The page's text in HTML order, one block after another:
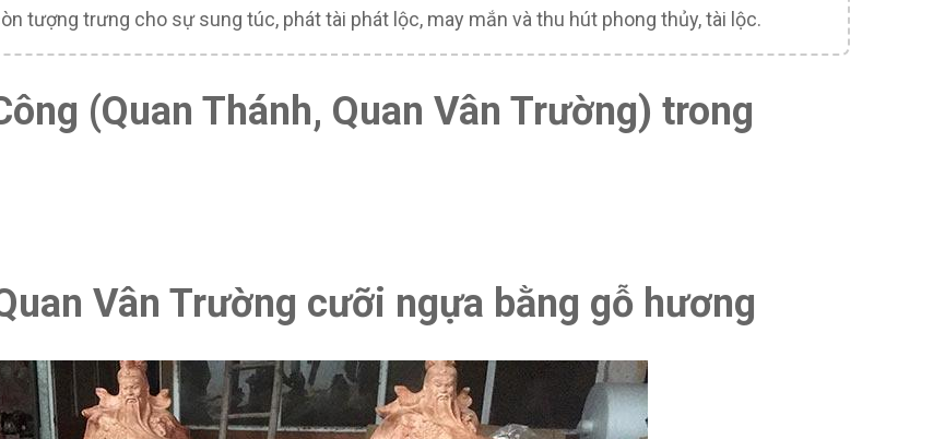
tượng trưng cho sự sung túc, phát tài phát lộc, may mắn và thu hút phong thủy, tài lộc.
(Quan Thánh, Quan Vân Trường) trong
Vân Trường cưỡi ngựa bằng gỗ hương